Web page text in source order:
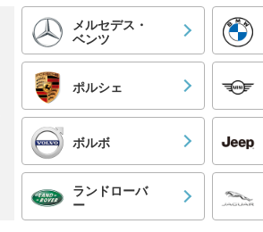
メルセデス・
ベンツ
ポルシェ
ボルボ
ランドローバ
ー